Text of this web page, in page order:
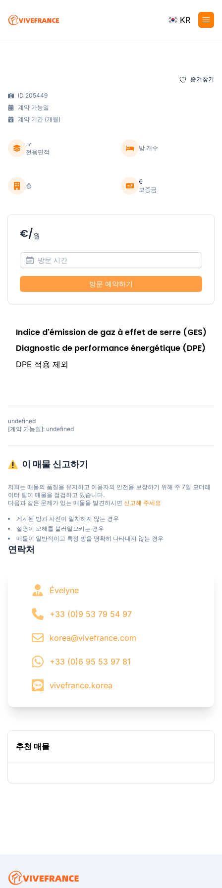
KR
즐겨찾기
ID 205449
계약 가능일
계약 기간 (개월)
㎡
전용면적
방 개수
층
€
보증금
€/월
방문 예약하기
Indice d'émission de gaz à effet de serre (GES)
Diagnostic de performance énergétique (DPE)
DPE 적용 제외
undefined
[계약 가능일]: undefined
이 매물 신고하기
저희는 매물의 품질을 유지하고 이용자의 안전을 보장하기 위해 주 7일 모더레
이터 팀이 매물을 점검하고 있습니다.
다음과 같은 문제가 있는 매물을 발견하시면 신고해 주세요
게시된 방과 사진이 일치하지 않는 경우
설명이 오해를 불러일으키는 경우
매물이 일반적이고 특정 방을 명확히 나타내지 않는 경우
연락처
Évelyne
+33 (0)9 53 79 54 97
korea@vivefrance.com
+33 (0)6 95 53 97 81
vivefrance.korea
추천 매물